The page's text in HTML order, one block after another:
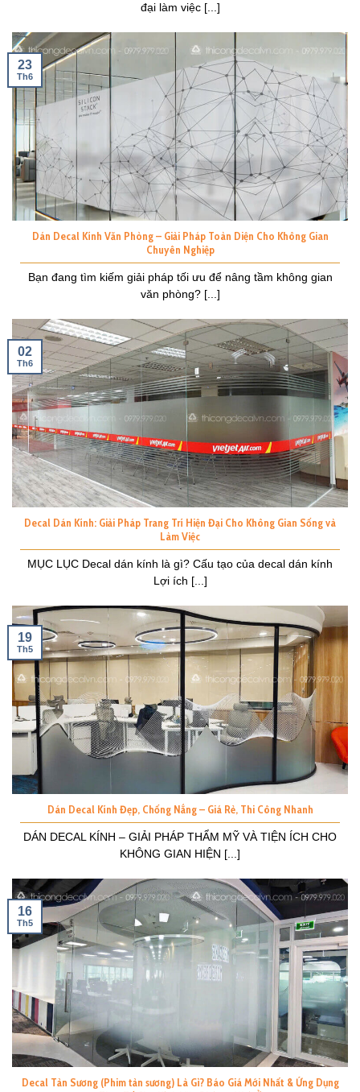
đại làm việc [...]
Dán Decal Kính Văn Phòng – Giải Pháp Toàn Diện Cho Không Gian
Chuyên Nghiệp
Bạn đang tìm kiếm giải pháp tối ưu để nâng tầm không gian
văn phòng? [...]
23
Th6
Decal Dán Kính: Giải Pháp Trang Trí Hiện Đại Cho Không Gian Sống và
Làm Việc
MỤC LỤC Decal dán kính là gì? Cấu tạo của decal dán kính
Lợi ích [...]
02
Th6
Dán Decal Kính Đẹp, Chống Nắng – Giá Rẻ, Thi Công Nhanh
DÁN DECAL KÍNH – GIẢI PHÁP THẨM MỸ VÀ TIỆN ÍCH CHO
KHÔNG GIAN HIỆN [...]
19
Th5
Decal Tản Sương (Phim tản sương) Là Gì? Báo Giá Mới Nhất & Ứng Dụng
16
Th5